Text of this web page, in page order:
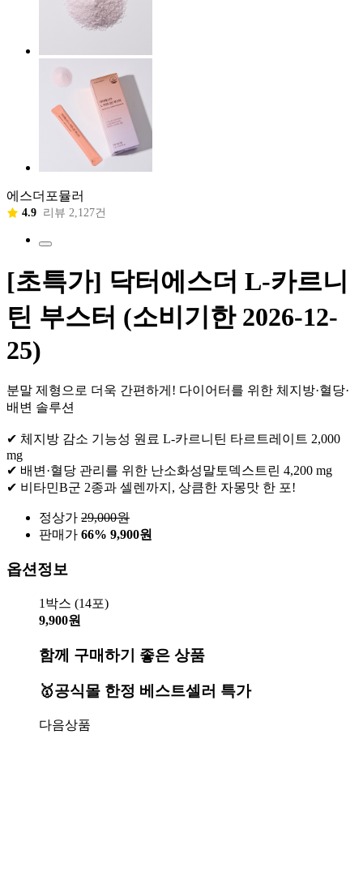
에스더포뮬러
4.9 리뷰 2,127건
[초특가] 닥터에스더 L-카르니
틴 부스터 (소비기한 2026-12-
25)
분말 제형으로 더욱 간편하게! 다이어터를 위한 체지방·혈당·
배변 솔루션
✔ 체지방 감소 기능성 원료 L-카르니틴 타르트레이트 2,000
mg
✔ 배변·혈당 관리를 위한 난소화성말토덱스트린 4,200 mg
✔ 비타민B군 2종과 셀렌까지, 상큼한 자몽맛 한 포!
정상가 29,000원
판매가 66% 9,900원
옵션정보
1박스 (14포)
9,900원
함께 구매하기 좋은 상품
🥇공식몰 한정 베스트셀러 특가
다음상품